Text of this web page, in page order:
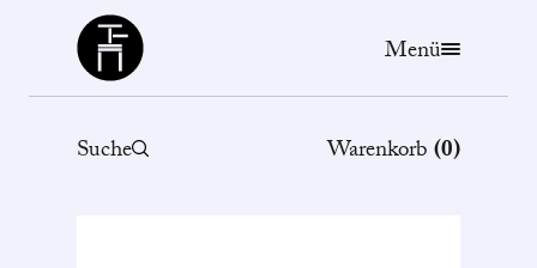
Büchergilde
Menü
Suche Warenkorb(0)